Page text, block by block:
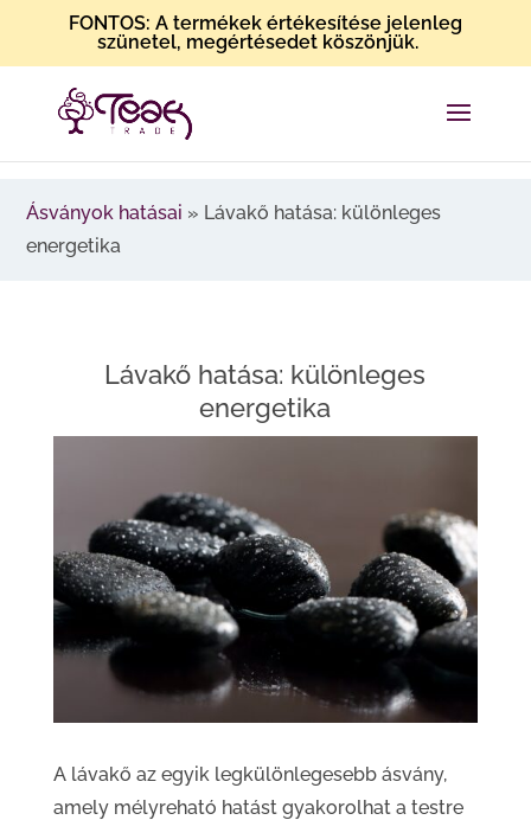
FONTOS: A termékek értékesítése jelenleg
szünetel, megértésedet köszönjük.
Ásványok hatásai » Lávakő hatása: különleges
energetika
Lávakő hatása: különleges
energetika
A lávakő az egyik legkülönlegesebb ásvány,
amely mélyreható hatást gyakorolhat a testre